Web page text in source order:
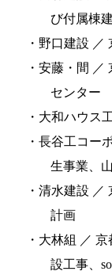
び付属棟
・野口建設
・安藤・間
センター
・大和ハウス
・長谷工コー
生事業、
・清水建設
計画
・大林組 ／
設工事、